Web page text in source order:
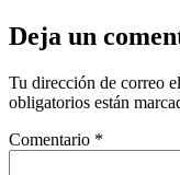
Deja un
Tu dirección de correo
obligatorios están
Comentario *